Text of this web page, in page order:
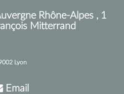
Rhône-Alpes , 1
Mitterrand
Lyon
Email